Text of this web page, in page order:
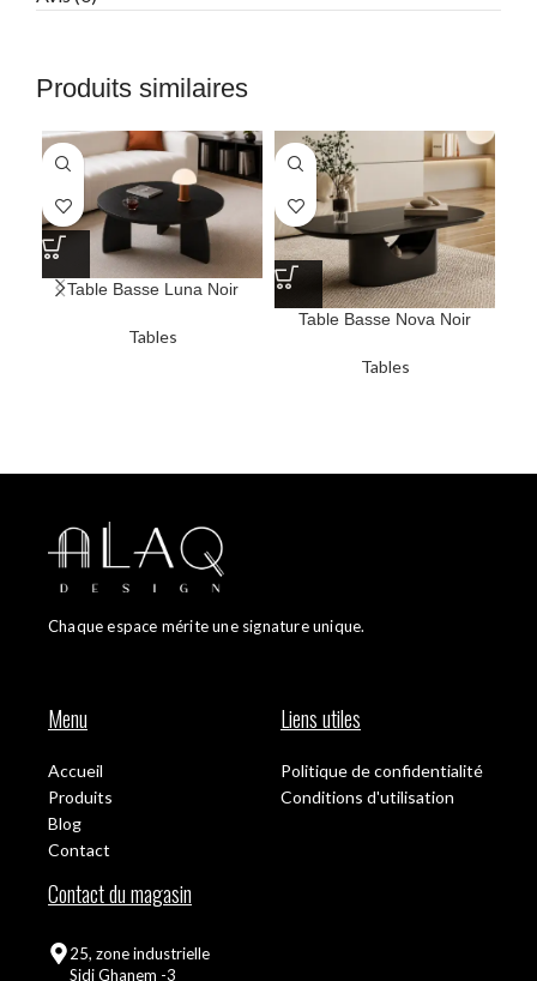
Produits similaires
Table Basse Luna Noir
Tables
Table Basse Nova Noir
Tables
Chaque espace mérite une signature unique.
Menu
Accueil
Produits
Blog
Contact
Liens utiles
Politique de confidentialité
Conditions d'utilisation
Contact du magasin
25, zone industrielle
Sidi Ghanem -3